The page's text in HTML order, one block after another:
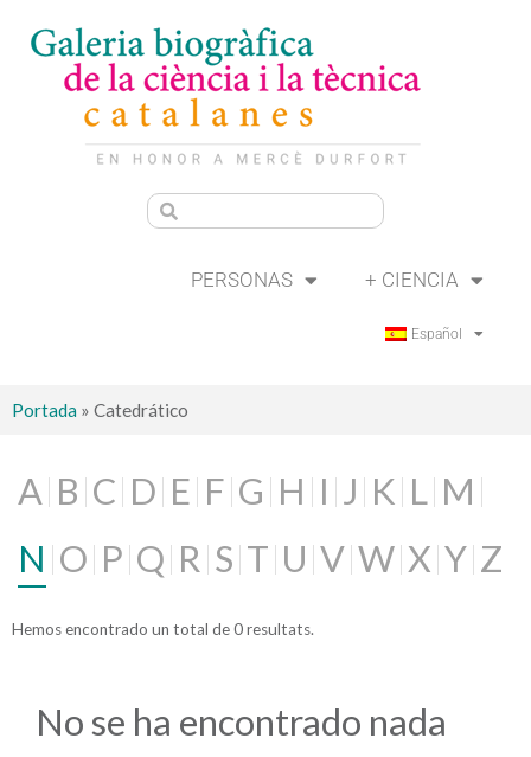
PERSONAS + CIENCIA
Español
Portada » Catedrático
A B C D E F G H I J K L M
N O P Q R S T U V W X Y Z
Hemos encontrado un total de 0 resultats.
No se ha encontrado nada